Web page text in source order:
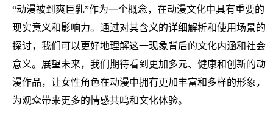
“动漫被到爽巨乳”作为一个概念，在动漫文化中具有重要的
现实意义和影响力。通过对其含义的详细解析和使用场景的
探讨，我们可以更好地理解这一现象背后的文化内涵和社会
意义。展望未来，我们期待看到更加多元、健康和创新的动
漫作品，让女性角色在动漫中拥有更加丰富和多样的形象，
为观众带来更多的情感共鸣和文化体验。